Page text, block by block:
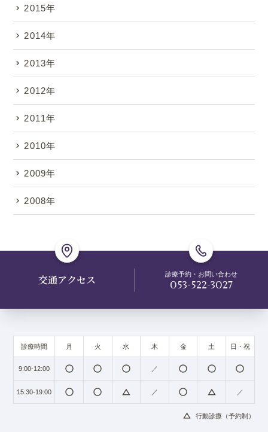
2015年
2014年
2013年
2012年
2011年
2010年
2009年
2008年
交通アクセス 診療予約・お問い合わせ
053-522-3027
診療時間 月 火 水 木 金 土 日・祝
9:00-12:00 radio_button_unchecked radio_button_unchecked radio_button_unchecked ／ radio_button_unchecked radio_button_unchecked radio_button_unchecked
15:30-19:00 radio_button_unchecked radio_button_unchecked change_history ／ radio_button_unchecked change_history ／
change_history 行動診療（予約制）